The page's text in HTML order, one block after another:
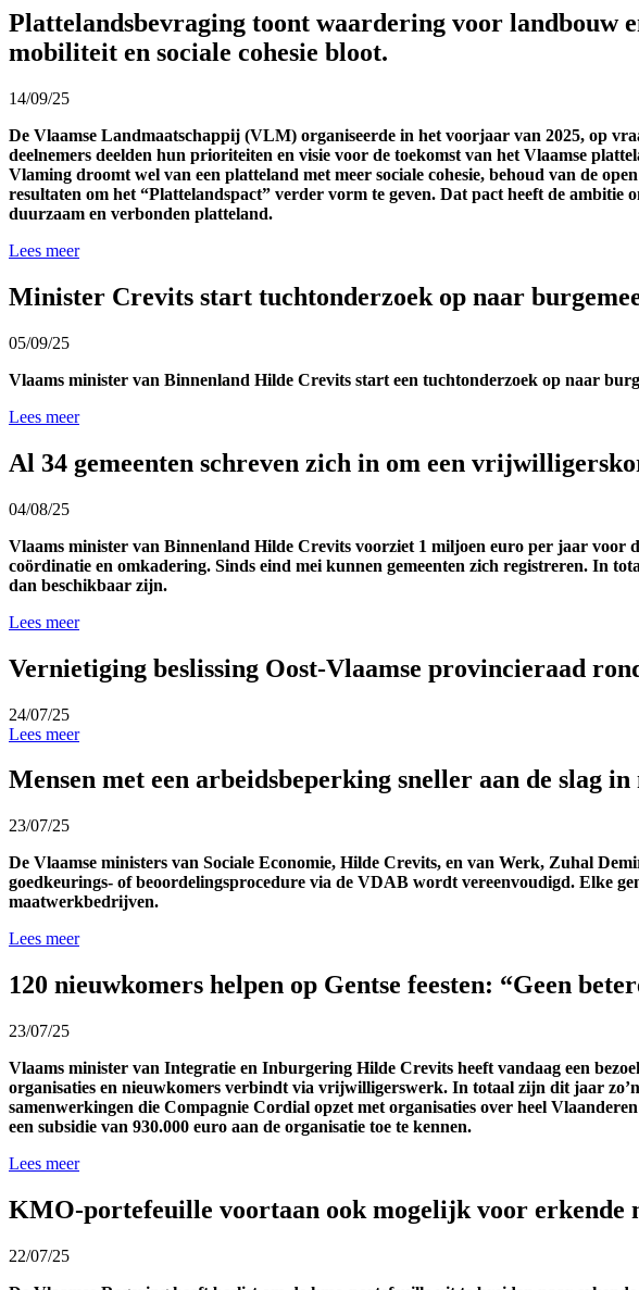
Plattelandsbevraging toont waardering voor landbouw
mobiliteit en sociale cohesie bloot.
14/09/25
De Vlaamse Landmaatschappij (VLM) organiseerde in het voorjaar van 2025, op
deelnemers deelden hun prioriteiten en visie voor de toekomst van het Vlaamse
Vlaming droomt wel van een platteland met meer sociale cohesie, behoud van de
resultaten om het “Plattelandspact” verder vorm te geven. Dat pact heeft de ambitie
duurzaam en verbonden platteland.
Lees meer
Minister Crevits start tuchtonderzoek op naar
05/09/25
Vlaams minister van Binnenland Hilde Crevits start een tuchtonderzoek op naar
Lees meer
Al 34 gemeenten schreven zich in om een
04/08/25
Vlaams minister van Binnenland Hilde Crevits voorziet 1 miljoen euro per jaar
coördinatie en omkadering. Sinds eind mei kunnen gemeenten zich registreren. In
dan beschikbaar zijn.
Lees meer
Vernietiging beslissing Oost-Vlaamse provincieraad
24/07/25
Lees meer
Mensen met een arbeidsbeperking sneller aan de slag
23/07/25
De Vlaamse ministers van Sociale Economie, Hilde Crevits, en van Werk, Zuhal
goedkeurings- of beoordelingsprocedure via de VDAB wordt vereenvoudigd. Elke
maatwerkbedrijven.
Lees meer
120 nieuwkomers helpen op Gentse feesten: “Geen
23/07/25
Vlaams minister van Integratie en Inburgering Hilde Crevits heeft vandaag een
organisaties en nieuwkomers verbindt via vrijwilligerswerk. In totaal zijn dit jaar
samenwerkingen die Compagnie Cordial opzet met organisaties over heel
een subsidie van 930.000 euro aan de organisatie toe te kennen.
Lees meer
KMO-portefeuille voortaan ook mogelijk voor erkende
22/07/25